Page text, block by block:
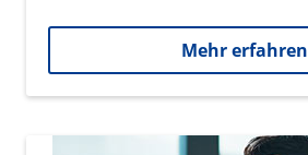
Mehr erfahren